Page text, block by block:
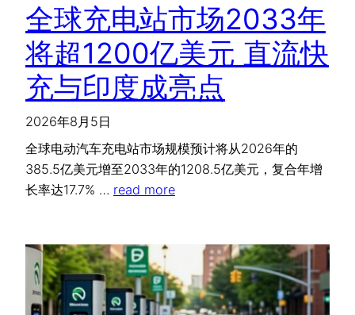
全球充电站市场2033年
将超1200亿美元 直流快
充与印度成亮点
2026年8月5日
全球电动汽车充电站市场规模预计将从2026年的
385.5亿美元增至2033年的1208.5亿美元，复合年增
长率达17.7% … read more